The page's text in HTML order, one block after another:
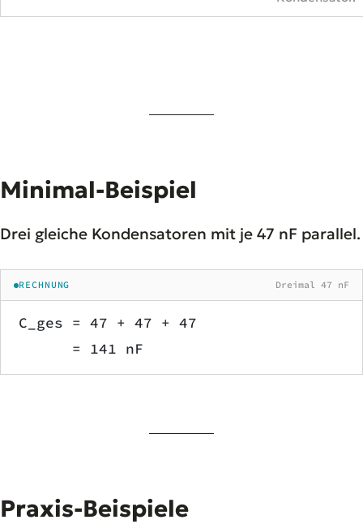
Minimal-Beispiel
Drei gleiche Kondensatoren mit je 47 nF parallel.
RECHNUNG Dreimal 47 nF
C_ges = 47 + 47 + 47
      = 141 nF
Praxis-Beispiele